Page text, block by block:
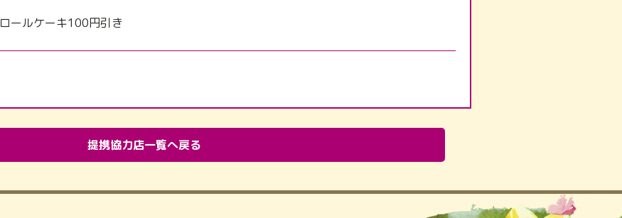
ロールケーキ100円引き
提携協力店一覧へ戻る